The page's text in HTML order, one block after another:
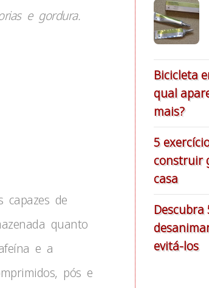
e gordura.
de
quanto
e a
pós e
Bicicleta
qual
mais?
5
construir
casa
Descubra
evitá-los